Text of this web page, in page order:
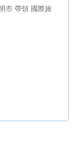
市 帶領 國際旅